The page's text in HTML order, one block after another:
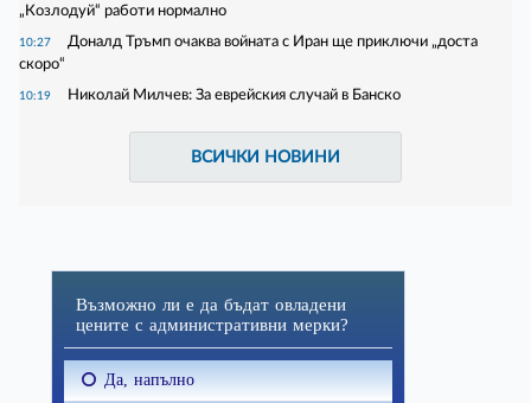
„Козлодуй“ работи нормално
10:27
Доналд Тръмп очаква войната с Иран ще приключи „доста
скоро“
10:19 Николай Милчев: За еврейския случай в Банско
ВСИЧКИ НОВИНИ